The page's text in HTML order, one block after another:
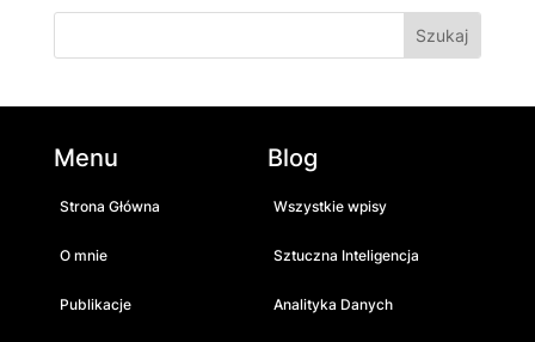
Menu
Strona Główna
O mnie
Publikacje
Blog
Wszystkie wpisy
Sztuczna Inteligencja
Analityka Danych